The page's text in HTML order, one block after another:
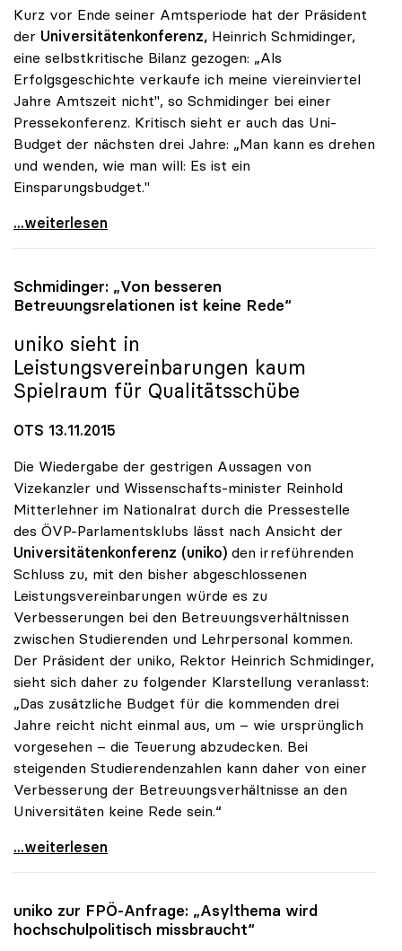
Kurz vor Ende seiner Amtsperiode hat der Präsident
der Universitätenkonferenz, Heinrich Schmidinger,
eine selbstkritische Bilanz gezogen: „Als
Erfolgsgeschichte verkaufe ich meine viereinviertel
Jahre Amtszeit nicht", so Schmidinger bei einer
Pressekonferenz. Kritisch sieht er auch das Uni-
Budget der nächsten drei Jahre: „Man kann es drehen
und wenden, wie man will: Es ist ein
Einsparungsbudget."
uniko-Chef zog Bilanz: „Keine Erfolgsgeschichte\"
...weiterlesen
Schmidinger: „Von besseren
Betreuungsrelationen ist keine Rede“
uniko sieht in
Leistungsvereinbarungen kaum
Spielraum für Qualitätsschübe
OTS 13.11.2015
Die Wiedergabe der gestrigen Aussagen von
Vizekanzler und Wissenschafts-minister Reinhold
Mitterlehner im Nationalrat durch die Pressestelle
des ÖVP-Parlamentsklubs lässt nach Ansicht der
Universitätenkonferenz (uniko) den irreführenden
Schluss zu, mit den bisher abgeschlossenen
Leistungsvereinbarungen würde es zu
Verbesserungen bei den Betreuungsverhältnissen
zwischen Studierenden und Lehrpersonal kommen.
Der Präsident der uniko, Rektor Heinrich Schmidinger,
sieht sich daher zu folgender Klarstellung veranlasst:
„Das zusätzliche Budget für die kommenden drei
Jahre reicht nicht einmal aus, um – wie ursprünglich
vorgesehen – die Teuerung abzudecken. Bei
steigenden Studierendenzahlen kann daher von einer
Verbesserung der Betreuungsverhältnisse an den
Universitäten keine Rede sein.“
Schmidinger: „Von besseren Betreuungsrelationen
...weiterlesen
uniko zur FPÖ-Anfrage: „Asylthema wird
hochschulpolitisch missbraucht“